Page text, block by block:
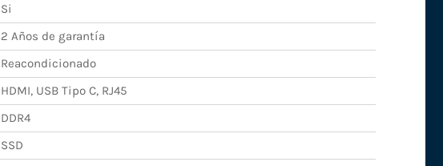
Si
2 Años de garantía
Reacondicionado
HDMI, USB Tipo C, RJ45
DDR4
SSD